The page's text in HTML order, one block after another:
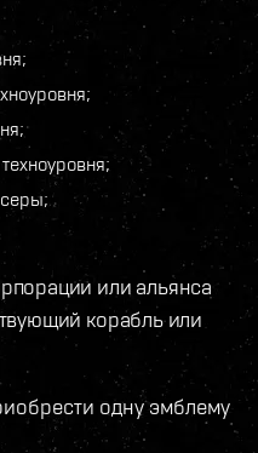
или альянса
корабль или
одну эмблему